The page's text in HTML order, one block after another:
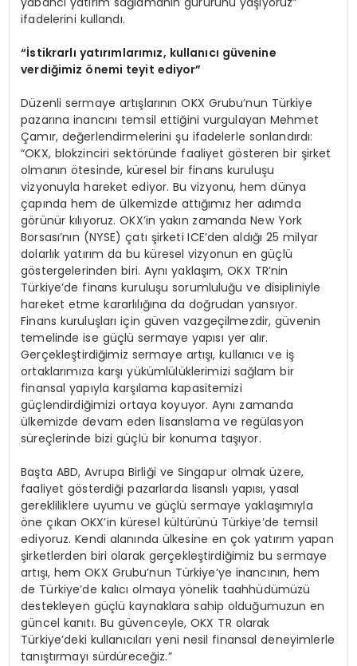
ifadelerini kullandı.
“İstikrarlı yatırımlarımız, kullanıcı güvenine
verdiğimiz önemi teyit ediyor”
Düzenli sermaye artışlarının OKX Grubu’nun Türkiye
pazarına inancını temsil ettiğini vurgulayan Mehmet
Çamır, değerlendirmelerini şu ifadelerle sonlandırdı:
“OKX, blokzinciri sektöründe faaliyet gösteren bir şirket
olmanın ötesinde, küresel bir finans kuruluşu
vizyonuyla hareket ediyor. Bu vizyonu, hem dünya
çapında hem de ülkemizde attığımız her adımda
görünür kılıyoruz. OKX’in yakın zamanda New York
Borsası’nın (NYSE) çatı şirketi ICE’den aldığı 25 milyar
dolarlık yatırım da bu küresel vizyonun en güçlü
göstergelerinden biri. Aynı yaklaşım, OKX TR’nin
Türkiye’de finans kuruluşu sorumluluğu ve disipliniyle
hareket etme kararlılığına da doğrudan yansıyor.
Finans kuruluşları için güven vazgeçilmezdir, güvenin
temelinde ise güçlü sermaye yapısı yer alır.
Gerçekleştirdiğimiz sermaye artışı, kullanıcı ve iş
ortaklarımıza karşı yükümlülüklerimizi sağlam bir
finansal yapıyla karşılama kapasitemizi
güçlendirdiğimizi ortaya koyuyor. Aynı zamanda
ülkemizde devam eden lisanslama ve regülasyon
süreçlerinde bizi güçlü bir konuma taşıyor.
Başta ABD, Avrupa Birliği ve Singapur olmak üzere,
faaliyet gösterdiği pazarlarda lisanslı yapısı, yasal
gerekliliklere uyumu ve güçlü sermaye yaklaşımıyla
öne çıkan OKX’in küresel kültürünü Türkiye’de temsil
ediyoruz. Kendi alanında ülkesine en çok yatırım yapan
şirketlerden biri olarak gerçekleştirdiğimiz bu sermaye
artışı, hem OKX Grubu’nun Türkiye’ye inancının, hem
de Türkiye’de kalıcı olmaya yönelik taahhüdümüzü
destekleyen güçlü kaynaklara sahip olduğumuzun en
güncel kanıtı. Bu güvenceyle, OKX TR olarak
Türkiye’deki kullanıcıları yeni nesil finansal deneyimlerle
tanıştırmayı sürdüreceğiz.”